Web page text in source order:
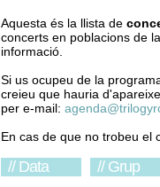
Aquesta és la llista de
concerts en poblacions de la
informació.
Si us ocupeu de la
creieu que hauria
per e-mail:
En cas de que no trobeu el
// Data // Grup